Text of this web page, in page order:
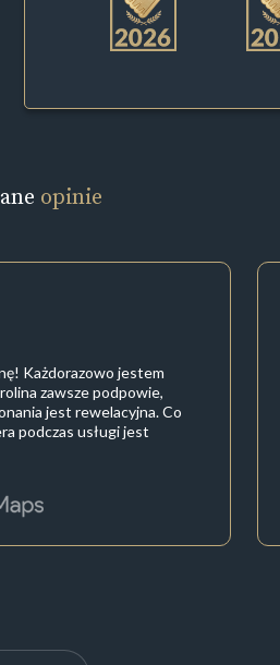
opinie
Każdorazowo jestem
zawsze podpowie,
jest rewelacyjna. Co
podczas usługi jest